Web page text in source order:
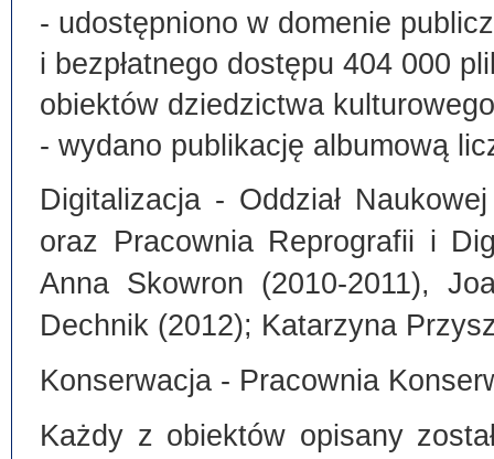
- udostępniono w domenie
i bezpłatnego dostępu 404 000
obiektów dziedzictwa kulturowego
- wydano publikację albumową
Digitalizacja - Oddział
oraz Pracownia Reprografii i
Anna Skowron (2010-2011),
Dechnik (2012); Katarzyna
Konserwacja - Pracownia
Każdy z obiektów opisany